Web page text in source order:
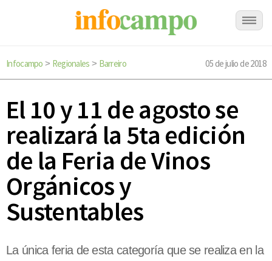
Infocampo > Regionales > Barreiro 05 de julio de 2018
El 10 y 11 de agosto se
realizará la 5ta edición
de la Feria de Vinos
Orgánicos y
Sustentables
La única feria de esta categoría que se realiza en la